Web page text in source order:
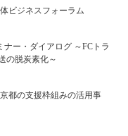
ビジネスフォーラム
ナー・ダイアログ ～FCトラ
の脱炭素化～
都の支援枠組みの活用事